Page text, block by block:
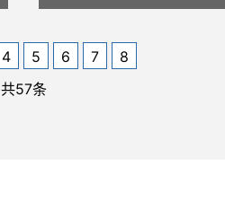
4 5 6 7
8
共57条